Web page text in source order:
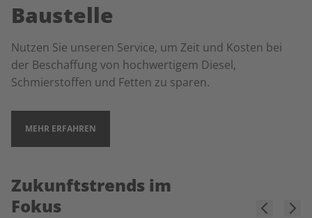
Baustelle
Nutzen Sie unseren Service, um Zeit und Kosten bei
der Beschaffung von hochwertigem Diesel,
Schmierstoffen und Fetten zu sparen.
MEHR ERFAHREN
Zukunftstrends im
Fokus